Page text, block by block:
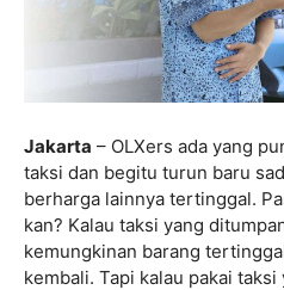
Jakarta – OLXers ada yang
taksi dan begitu turun baru
berharga lainnya tertinggal.
kan? Kalau taksi yang
kemungkinan barang
kembali. Tapi kalau pakai